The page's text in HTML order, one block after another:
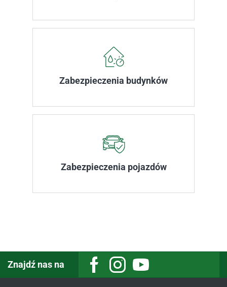
Zabezpieczenia budynków
Zabezpieczenia pojazdów
Znajdź nas na FacebookInstagramYoutube